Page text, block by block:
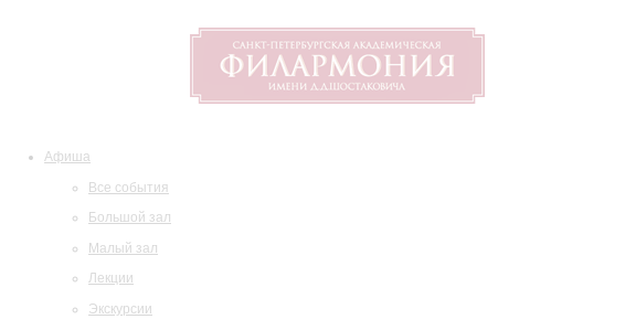
Афиша
Все события
Большой зал
Малый зал
Лекции
Экскурсии